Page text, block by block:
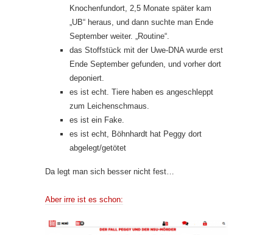
Knochenfundort, 2,5 Monate später kam
„UB“ heraus, und dann suchte man Ende
September weiter. „Routine“.
das Stoffstück mit der Uwe-DNA wurde erst
Ende September gefunden, und vorher dort
deponiert.
es ist echt. Tiere haben es angeschleppt
zum Leichenschmaus.
es ist ein Fake.
es ist echt, Böhnhardt hat Peggy dort
abgelegt/getötet
Da legt man sich besser nicht fest…
Aber irre ist es schon: